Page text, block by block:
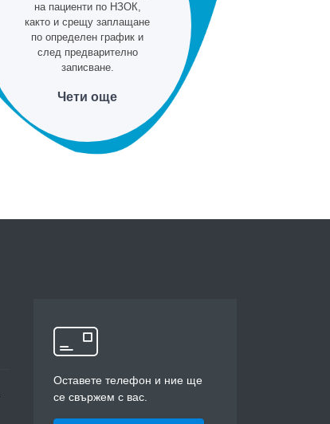
на пациенти по НЗОК,
както и срещу заплащане
по определен график и
след предварително
записване.
Чети още
Оставете телефон и ние ще
се свържем с вас.